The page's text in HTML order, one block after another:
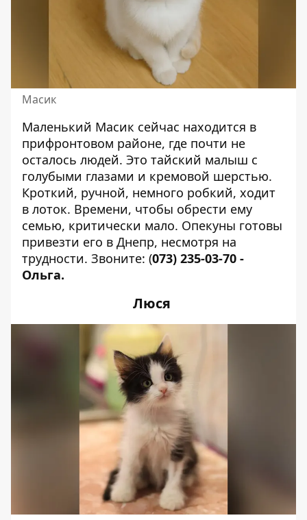
Масик
Маленький Масик сейчас находится в
прифронтовом районе, где почти не
осталось людей. Это тайский малыш с
голубыми глазами и кремовой шерстью.
Кроткий, ручной, немного робкий, ходит
в лоток. Времени, чтобы обрести ему
семью, критически мало. Опекуны готовы
привезти его в Днепр, несмотря на
трудности. Звоните: (073) 235-03-70 -
Ольга.
Люся